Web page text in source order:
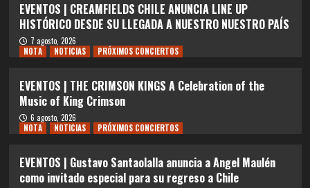
EVENTOS | CREAMFIELDS CHILE ANUNCIA LINE UP
HISTÓRICO DESDE SU LLEGADA A NUESTRO NUESTRO PAÍS
7 agosto, 2026
NOTA
NOTICIAS PRÓXIMOS CONCIERTOS
EVENTOS | THE CRIMSON KINGS A Celebration of the
Music of King Crimson
6 agosto, 2026
NOTA
NOTICIAS PRÓXIMOS CONCIERTOS
EVENTOS | Gustavo Santaolalla anuncia a Angel Maulén
como invitado especial para su regreso a Chile